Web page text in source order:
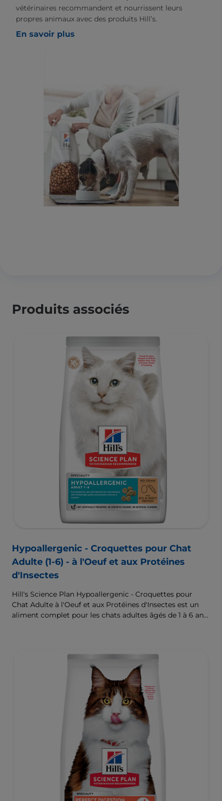
vétérinaires recommandent et nourrissent leurs
propres animaux avec des produits Hill’s.
En savoir plus
Produits associés
Hypoallergenic - Croquettes pour Chat
Adulte (1-6) - à l'Oeuf et aux Protéines
d'Insectes
Hill's Science Plan Hypoallergenic - Croquettes pour
Chat Adulte à l'Oeuf et aux Protéines d'Insectes est un
aliment complet pour les chats adultes âgés de 1 à 6 ans.